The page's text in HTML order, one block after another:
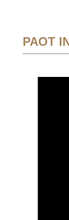
PAOT